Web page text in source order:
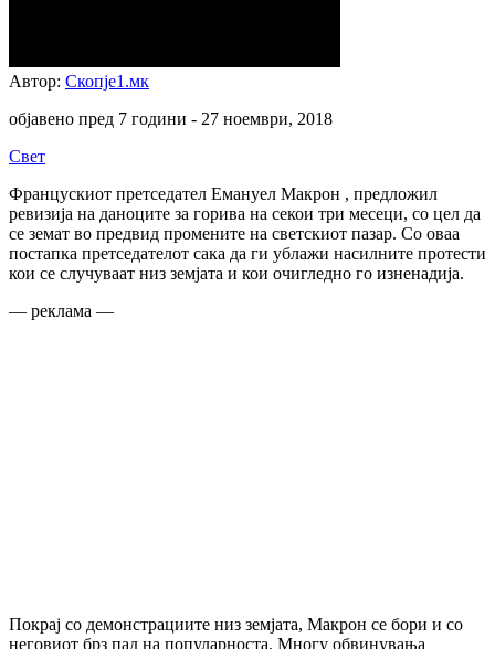
Автор: Скопје1.мк
објавено пред 7 години - 27 ноември, 2018
Свет
Францускиот претседател Емануел Макрон , предложил
ревизија на даноците за горива на секои три месеци, со цел да
се земат во предвид промените на светскиот пазар. Со оваа
постапка претседателот сака да ги ублажи насилните протести
кои се случуваат низ земјата и кои очигледно го изненадија.
— реклама —
Покрај со демонстрациите низ земјата, Макрон се бори и со
неговиот брз пад на популарноста. Многу обвинувања